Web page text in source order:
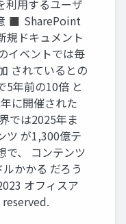
利用するユーザ
◼ SharePoint
規ドキュメント
ベントでは毎
されているとの
5年前の10倍 と
に開催された
では2025年ま
ツ が1,300億テ
で、 コンテンツ
かかる だろう
オフィスア